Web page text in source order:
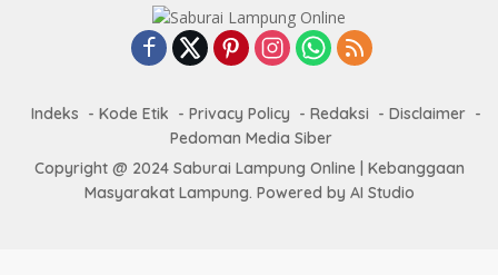
Indeks Kode Etik Privacy Policy Redaksi
Disclaimer
Pedoman Media Siber
Copyright @ 2024 Saburai Lampung Online | Kebanggaan
Masyarakat Lampung. Powered by AI Studio